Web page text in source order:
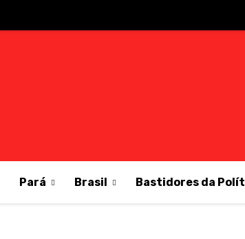
Pará Brasil Bastidores da